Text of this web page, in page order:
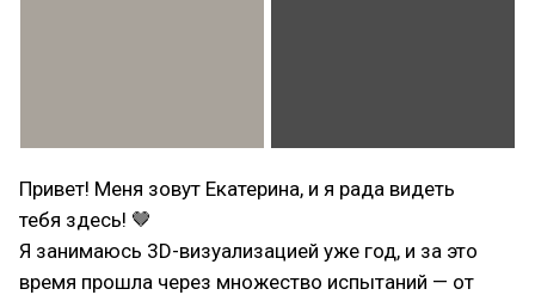
Привет! Меня зовут Екатерина, и я рада видеть
тебя здесь! 🤎
Я занимаюсь 3D-визуализацией уже год, и за это
время прошла через множество испытаний — от